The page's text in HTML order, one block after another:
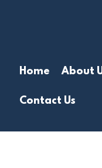
Home About
Contact Us